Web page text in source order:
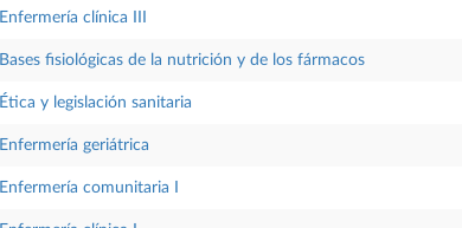
Enfermería clínica III
Bases fisiológicas de la nutrición y de los fármacos
Ética y legislación sanitaria
Enfermería geriátrica
Enfermería comunitaria I